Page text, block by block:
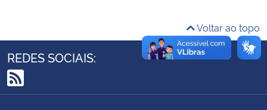
Controladoria-Geral da União
Voltar ao topo
REDES SOCIAIS:
RSS